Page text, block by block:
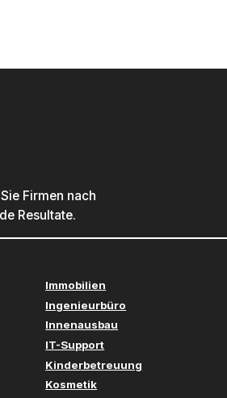
Firmen nach
Resultate.
Immobilien
Ingenieurbüro
Innenausbau
IT-Support
Kinderbetreuung
Kosmetik